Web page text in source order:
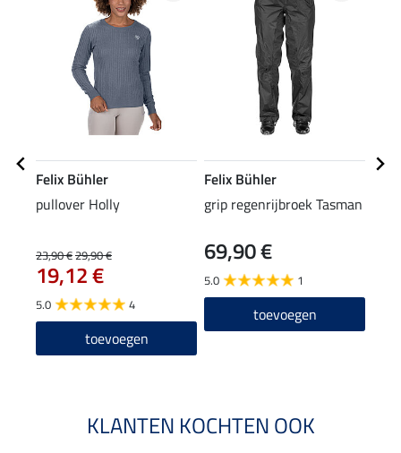
Felix Bühler
pullover Holly
23,90 €29,90 €
19,12 €
5.0 4
toevoegen
Felix Bühler
grip regenrijbroek Tasman
69,90 €
5.0 1
toevoegen
KLANTEN KOCHTEN OOK